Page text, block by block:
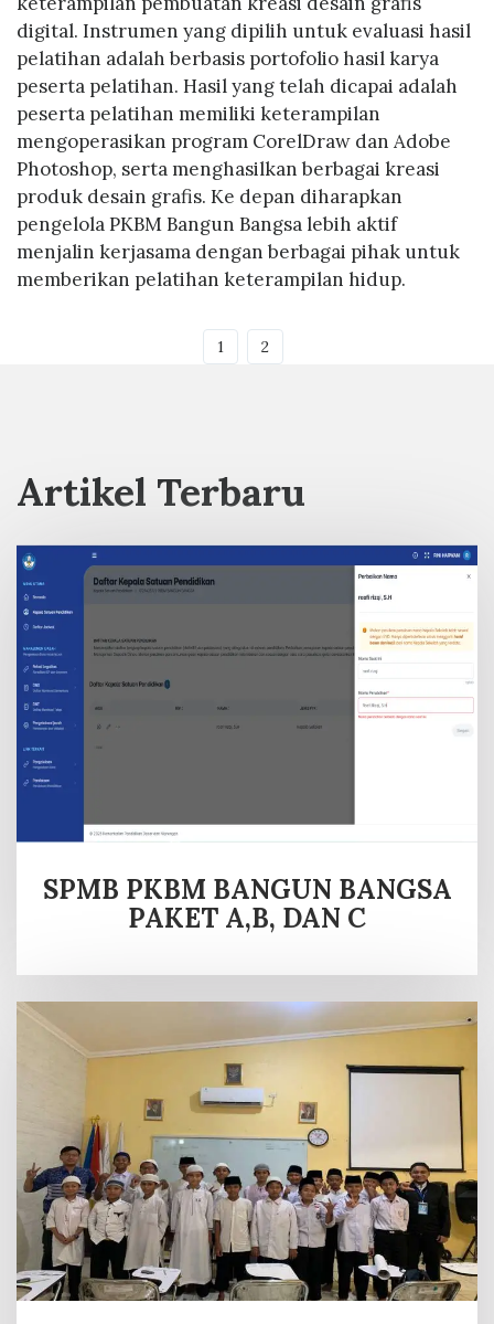
digital. Instrumen yang dipilih untuk evaluasi hasil
pelatihan adalah berbasis portofolio hasil karya
peserta pelatihan. Hasil yang telah dicapai adalah
peserta pelatihan memiliki keterampilan
mengoperasikan program CorelDraw dan Adobe
Photoshop, serta menghasilkan berbagai kreasi
produk desain grafis. Ke depan diharapkan
pengelola PKBM Bangun Bangsa lebih aktif
menjalin kerjasama dengan berbagai pihak untuk
memberikan pelatihan keterampilan hidup.
1 2
Artikel Terbaru
SPMB PKBM BANGUN BANGSA
PAKET A,B, DAN C